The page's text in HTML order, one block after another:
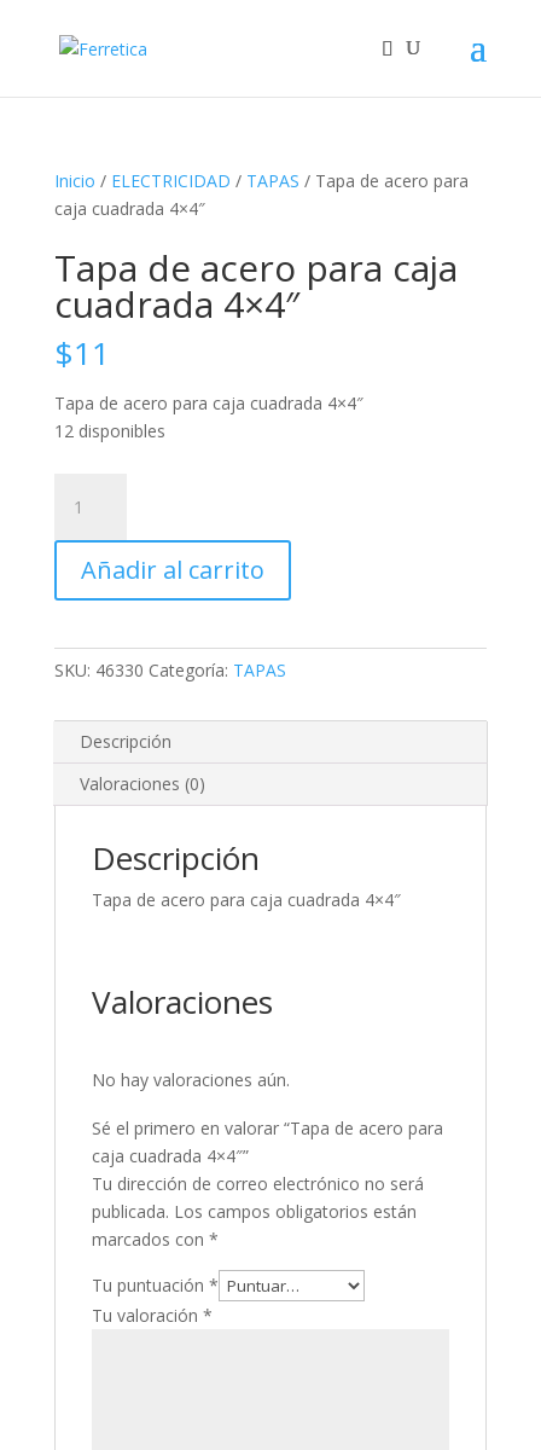
Inicio / ELECTRICIDAD / TAPAS / Tapa de acero para
caja cuadrada 4×4″
Tapa de acero para caja
cuadrada 4×4″
$11
Tapa de acero para caja cuadrada 4×4″
12 disponibles
acero
para
caja
4x4"
cantidad
Añadir al carrito
SKU: 46330 Categoría: TAPAS
Descripción
Valoraciones (0)
Descripción
Tapa de acero para caja cuadrada 4×4″
Valoraciones
No hay valoraciones aún.
Sé el primero en valorar “Tapa de acero para
caja cuadrada 4×4″”
Tu dirección de correo electrónico no será
publicada. Los campos obligatorios están
marcados con *
Tu puntuación *
Tu valoración *